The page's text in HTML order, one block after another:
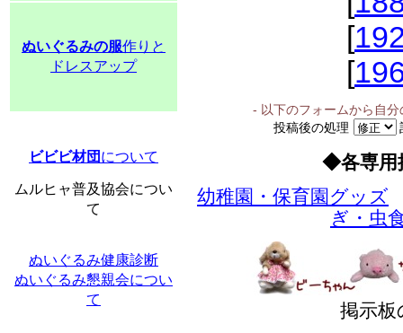
ぬいぐるみの服作りと
ドレスアップ
ビビビ材団 について
ムルヒャ普及協会につい
て
ぬいぐるみ健康診断
ぬいぐるみ懇親会につい
て
[
[
- 以下のフォームから自
投稿後の処理
◆各専用
幼稚園・保育園グッズ
ぎ・虫
掲示板